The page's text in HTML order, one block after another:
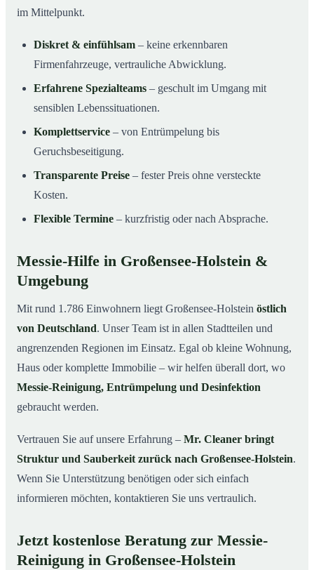
im Mittelpunkt.
Diskret & einfühlsam – keine erkennbaren
Firmenfahrzeuge, vertrauliche Abwicklung.
Erfahrene Spezialteams – geschult im Umgang mit
sensiblen Lebenssituationen.
Komplettservice – von Entrümpelung bis
Geruchsbeseitigung.
Transparente Preise – fester Preis ohne versteckte
Kosten.
Flexible Termine – kurzfristig oder nach Absprache.
Messie-Hilfe in Großensee-Holstein &
Umgebung
Mit rund 1.786 Einwohnern liegt Großensee-Holstein östlich
von Deutschland. Unser Team ist in allen Stadtteilen und
angrenzenden Regionen im Einsatz. Egal ob kleine Wohnung,
Haus oder komplette Immobilie – wir helfen überall dort, wo
Messie-Reinigung, Entrümpelung und Desinfektion
gebraucht werden.
Vertrauen Sie auf unsere Erfahrung – Mr. Cleaner bringt
Struktur und Sauberkeit zurück nach Großensee-Holstein.
Wenn Sie Unterstützung benötigen oder sich einfach
informieren möchten, kontaktieren Sie uns vertraulich.
Jetzt kostenlose Beratung zur Messie-
Reinigung in Großensee-Holstein